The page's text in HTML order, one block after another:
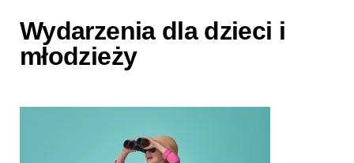
Wydarzenia dla dzieci i
młodzieży